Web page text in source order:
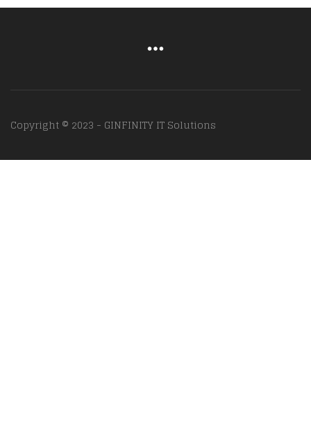
Copyright © 2023 - GINFINITY IT Solutions